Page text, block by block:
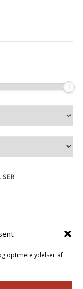
optimere ydelsen af